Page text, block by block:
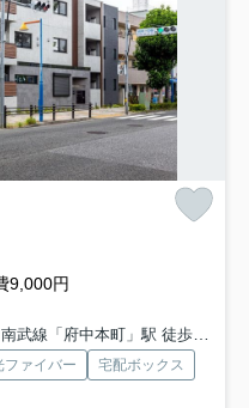
9,000円
南武線「府中本町」駅 徒歩24分
ファイバー
宅配ボックス